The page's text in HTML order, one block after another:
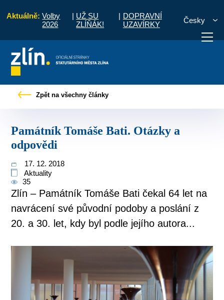
Aktuálně: Volby
2026
| UŽ SU
ZLÍŇÁK!
| DOPRAVNÍ
UZAVÍRKY
Česky
vyřídit Potřebuji zaplatit
Zpět na všechny články
Památník Tomáše Bati. Otázky a
odpovědi
17. 12. 2018
Aktuality
35
Zlín – Památník Tomáše Bati čekal 64 let na
navrácení své původní podoby a poslání z
20. a 30. let, kdy byl podle jejího autora...